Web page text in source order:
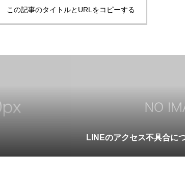
この記事のタイトルとURLをコピーする
LINEのアクセス不具合に